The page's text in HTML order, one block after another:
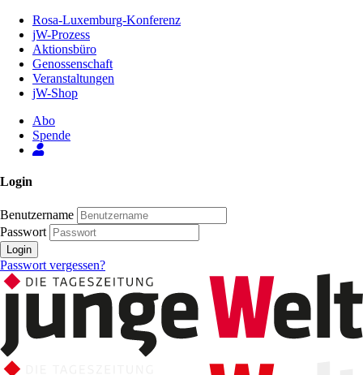
Inhalt
Seite
Rosa-Luxemburg-Konferenz
jW-Prozess
Aktionsbüro
Genossenschaft
Veranstaltungen
jW-Shop
Abo
Spende
Login
Benutzername
Passwort
Login
Passwort vergessen?